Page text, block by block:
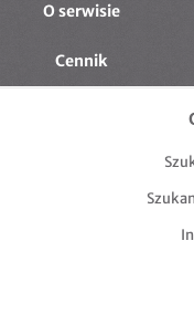
O serwisie
Cennik